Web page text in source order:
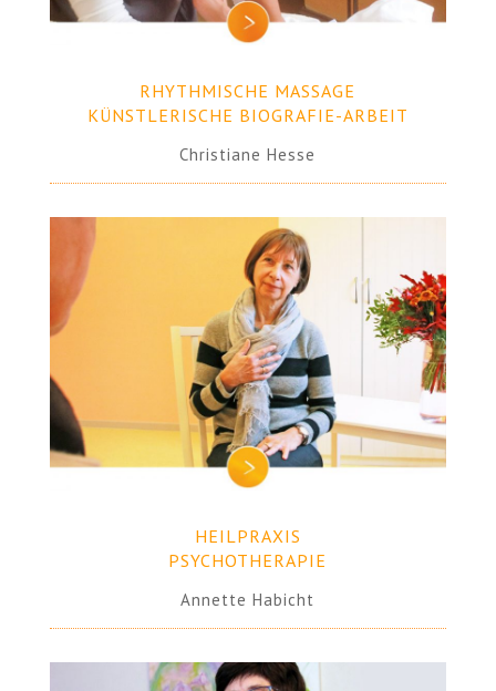
RHYTHMISCHE MASSAGE
KÜNSTLERISCHE BIOGRAFIE-ARBEIT
Christiane Hesse
HEILPRAXIS
PSYCHOTHERAPIE
Annette Habicht